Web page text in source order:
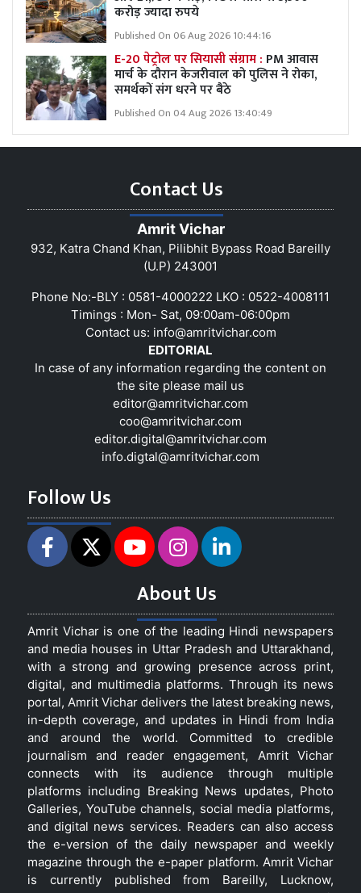
करोड़ ज्यादा रुपये
Published On 06 Aug 2026 10:44:16
E-20 पेट्रोल पर सियासी संग्राम : PM आवास
मार्च के दौरान केजरीवाल को पुलिस ने रोका,
समर्थकों संग धरने पर बैठे
Published On 04 Aug 2026 13:40:49
Contact Us
Amrit Vichar
932, Katra Chand Khan, Pilibhit Bypass Road Bareilly
(U.P) 243001
Phone No:-BLY : 0581-4000222 LKO : 0522-4008111
Timings : Mon- Sat, 09:00am-06:00pm
Contact us: info@amritvichar.com
EDITORIAL
In case of any information regarding the content on
the site please mail us
editor@amritvichar.com
coo@amritvichar.com
editor.digital@amritvichar.com
info.digtal@amritvichar.com
Follow Us
About Us
Amrit Vichar is one of the leading Hindi newspapers
and media houses in Uttar Pradesh and Uttarakhand,
with a strong and growing presence across print,
digital, and multimedia platforms. Through its news
portal, Amrit Vichar delivers the latest breaking news,
in-depth coverage, and updates in Hindi from India
and around the world. Committed to credible
journalism and reader engagement, Amrit Vichar
connects with its audience through multiple
platforms including Breaking News updates, Photo
Galleries, YouTube channels, social media platforms,
and digital news services. Readers can also access
the e-version of the daily newspaper and weekly
magazine through the e-paper platform. Amrit Vichar
is currently published from Bareilly, Lucknow,